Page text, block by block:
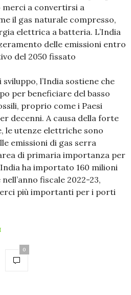
a convertirsi a
il gas naturale compresso,
elettrica a batteria. L’India
delle emissioni entro
del 2050 fissato
l’India sostiene che
per beneficiare del basso
proprio come i Paesi
decenni. A causa della forte
le utenze elettriche sono
emissioni di gas serra
di primaria importanza per
ha importato 160 milioni
fiscale 2022-23,
più importanti per i porti
0